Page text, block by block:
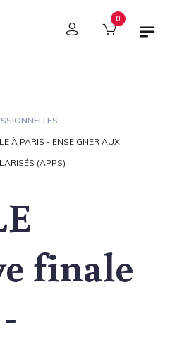
cookies 0
À PARIS - ENSEIGNER AUX
(APPS)
finale